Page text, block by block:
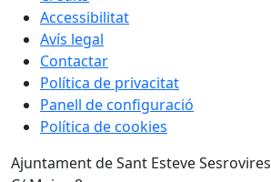
Accessibilitat
Avís legal
Contactar
Política de privacitat
Panell de configuració
Política de cookies
Ajuntament de Sant Esteve Sesrovires